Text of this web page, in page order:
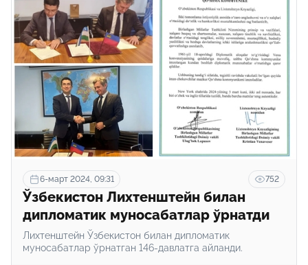
6-март 2024, 09:31 752
Ўзбекистон Лихтенштейн билан
дипломатик муносабатлар ўрнатди
Лихтенштейн Ўзбекистон билан дипломатик
муносабатлар ўрнатган 146-давлатга айланди.